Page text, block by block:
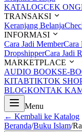
KATALOGCEK
TRANSAKSI
Keranjang Belanja
INFORMASI
Cara Jadi MemberCara
DropshipperCara Jadi
MARKETPLACE
AUDIO BOOKSE-
KITABTIKTOK
BLOGKONTAK
Menu
← Kembali ke Katalog
Beranda/Buku Islam/